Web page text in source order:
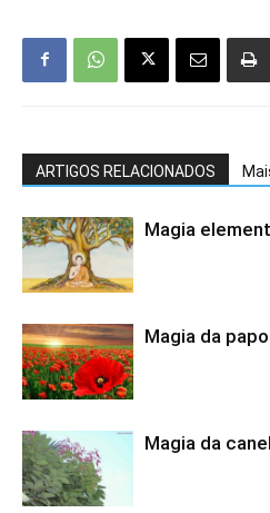
ARTIGOS RELACIONADOS
Magia
Magia da
Magia da